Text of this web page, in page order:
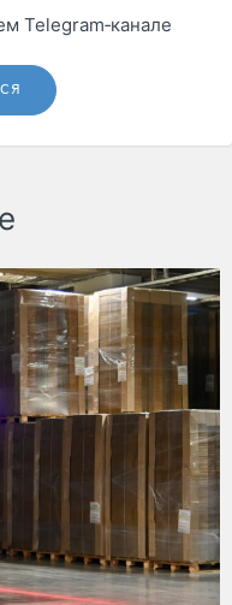
Telegram‑канале